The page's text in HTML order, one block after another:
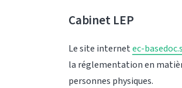
Cabinet LEP
Le site internetec-
la réglementation en
personnes physiques.